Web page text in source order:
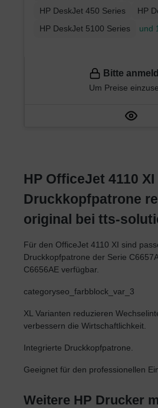
HP DeskJet 450 Series
HP
HP DeskJet 5100 Series
und
Bitte
Um Preise
HP OfficeJet 4110 XI
Druckkopfpatrone
original bei tts-
Für den OfficeJet 4110 XI sind
Druckkopfpatrone der Serie
C6656AE verfügbar.
categoryseo_farbblock_var_3
XL Varianten reduzieren
verbessern die Wirtschaftlichkeit.
Integrierte Druckkopfpatrone.
Geeignet für den professionellen
Weitere HP Drucker